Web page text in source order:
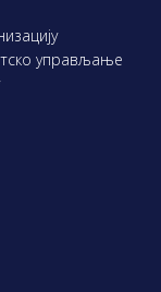
управљање